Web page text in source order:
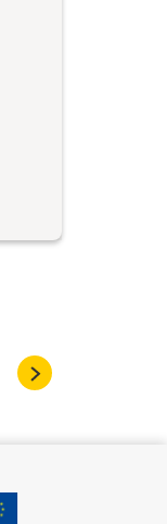
権
グ
キ
然
民
村
ロ
同
殺
悪感